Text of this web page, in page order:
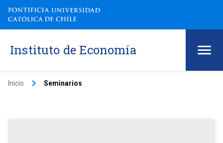
Instituto de Economía
Inicio keyboard_arrow_right Seminarios